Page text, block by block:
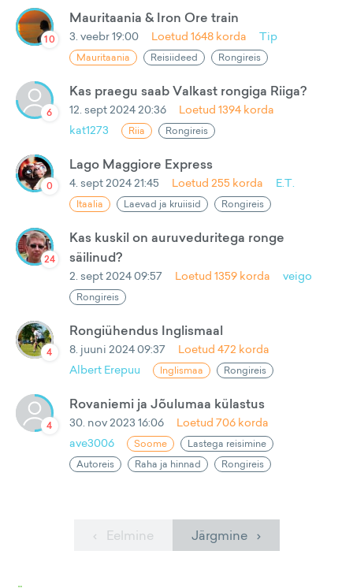
10
Mauritaania & Iron Ore train
3. veebr 19:00 Loetud 1648 korda Tip
Mauritaania Reisiideed Rongireis
6
Kas praegu saab Valkast rongiga Riiga?
12. sept 2024 20:36 Loetud 1394 korda
kat1273
Riia Rongireis
0
Lago Maggiore Express
4. sept 2024 21:45 Loetud 255 korda E.T.
Itaalia Laevad ja kruiisid Rongireis
24
Kas kuskil on auruveduritega ronge
säilinud?
2. sept 2024 09:57 Loetud 1359 korda veigo
Rongireis
4
Rongiühendus Inglismaal
8. juuni 2024 09:37 Loetud 472 korda
Albert Erepuu
Inglismaa Rongireis
4
Rovaniemi ja Jõulumaa külastus
30. nov 2023 16:06 Loetud 706 korda
ave3006
Soome
Lastega reisimine
Autoreis
Raha ja hinnad Rongireis
‹ Eelmine Järgmine ›